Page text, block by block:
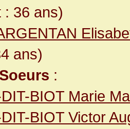
: 36 ans)
ans)
:
BIOT Marie
BIOT Victor